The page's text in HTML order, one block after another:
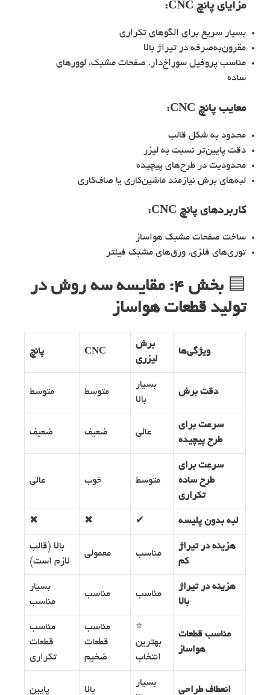
مزایای پانچ CNC:
بسیار سریع برای الگوهای تکراری
مقرون‌به‌صرفه در تیراژ بالا
مناسب پروفیل سوراخ‌دار، صفحات مشبک، لوورهای
ساده
معایب پانچ CNC:
محدود به شکل قالب
دقت پایین‌تر نسبت به لیزر
محدودیت در طرح‌های پیچیده
لبه‌های برش نیازمند ماشین‌کاری یا صاف‌کاری
کاربردهای پانچ CNC:
ساخت صفحات مشبک هواساز
توری‌های فلزی، ورق‌های مشبک فیلتر
🟦
بخش ۴: مقایسه سه روش در
تولید قطعات هواساز
ویژگی‌ها
برش
لیزری
CNC پانچ
دقت برش
بسیار
بالا
متوسط متوسط
سرعت برای
طرح پیچیده
عالی ضعیف ضعیف
سرعت برای
طرح ساده
تکراری
متوسط خوب عالی
لبه بدون پلیسه ✔
✖
✖
هزینه در تیراژ
کم
مناسب معمولی
بالا (قالب
لازم است)
هزینه در تیراژ
بالا
مناسب مناسب
بسیار
مناسب
مناسب قطعات
هواساز
⭐
بهترین
انتخاب
مناسب
قطعات
ضخیم
مناسب
قطعات
تکراری
انعطاف طراحی
بسیار
بالا پایین